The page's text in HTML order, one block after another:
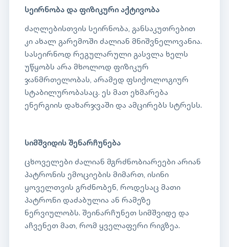
სეირნობა და ფიზიკური აქტივობა
ძაღლებისთვის სეირნობა, განსაკუთრებით
კი ახალ გარემოში ძალიან მნიშვნელოვანია.
სასეირნოდ რეგულარული გასვლა ხელს
უწყობს არა მხოლოდ ფიზიკურ
ჯანმრთელობას, არამედ ფსიქოლოგიურ
სტაბილურობასაც. ეს მათ ეხმარება
ენერგიის დახარჯვაში და ამცირებს სტრესს.
სიმშვიდის შენარჩუნება
ცხოველები ძალიან მგრძნობიარეები არიან
პატრონის ემოციების მიმართ, ისინი
ყოველთვის გრძნობენ, როდესაც მათი
პატრონი დაძაბულია ან რამეზე
ნერვიულობს. შეინარჩუნეთ სიმშვიდე და
აჩვენეთ მათ, რომ ყველაფერი რიგზეა.